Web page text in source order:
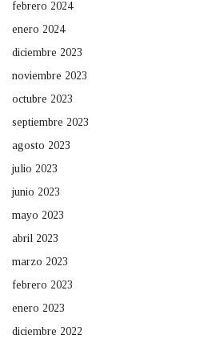
febrero 2024
enero 2024
diciembre 2023
noviembre 2023
octubre 2023
septiembre 2023
agosto 2023
julio 2023
junio 2023
mayo 2023
abril 2023
marzo 2023
febrero 2023
enero 2023
diciembre 2022